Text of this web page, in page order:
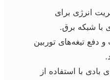
انرژی برای
با شبکه برق.
دفع تیغه‌های توربین
بادی با استفاده از